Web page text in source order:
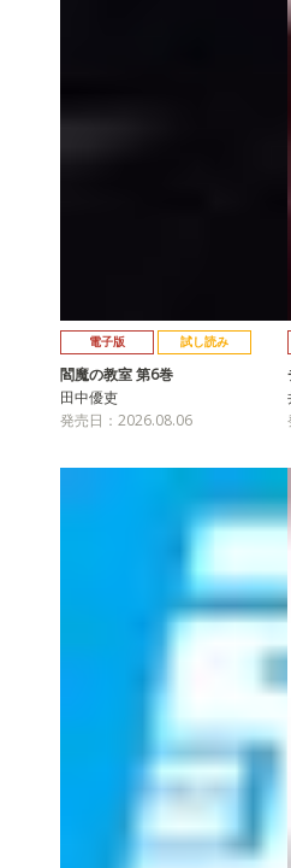
電子版 試し読み
閻魔の教室 第6巻
田中優吏
発売日：2026.08.06